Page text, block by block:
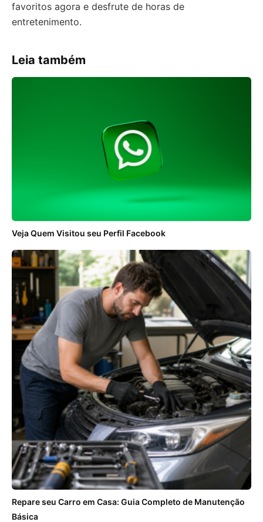
favoritos agora e desfrute de horas de
entretenimento.
Leia também
Veja Quem Visitou seu Perfil Facebook
Repare seu Carro em Casa: Guia Completo de Manutenção
Básica